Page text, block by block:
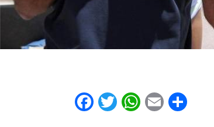
Facebook
Twitter
WhatsApp
Email